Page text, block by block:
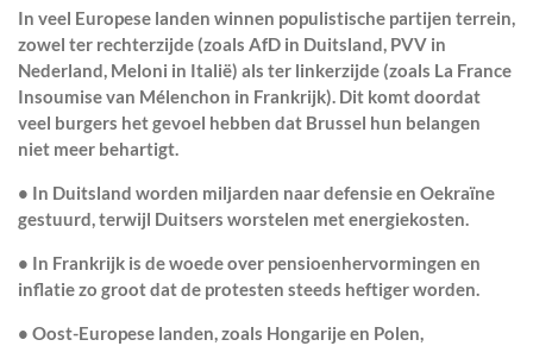
In veel Europese landen winnen populistische partijen terrein,
zowel ter rechterzijde (zoals AfD in Duitsland, PVV in
Nederland, Meloni in Italië) als ter linkerzijde (zoals La France
Insoumise van Mélenchon in Frankrijk). Dit komt doordat
veel burgers het gevoel hebben dat Brussel hun belangen
niet meer behartigt.
• In Duitsland worden miljarden naar defensie en Oekraïne
gestuurd, terwijl Duitsers worstelen met energiekosten.
• In Frankrijk is de woede over pensioenhervormingen en
inflatiezo groot dat de protesten steeds heftiger worden.
• Oost-Europese landen, zoals Hongarije en Polen,